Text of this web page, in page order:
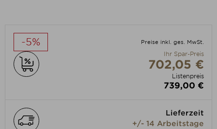
-5% Preise inkl. ges. MwSt.
Ihr Spar-Preis
702,05 €
Listenpreis
739,00 €
Lieferzeit
+/- 14 Arbeitstage